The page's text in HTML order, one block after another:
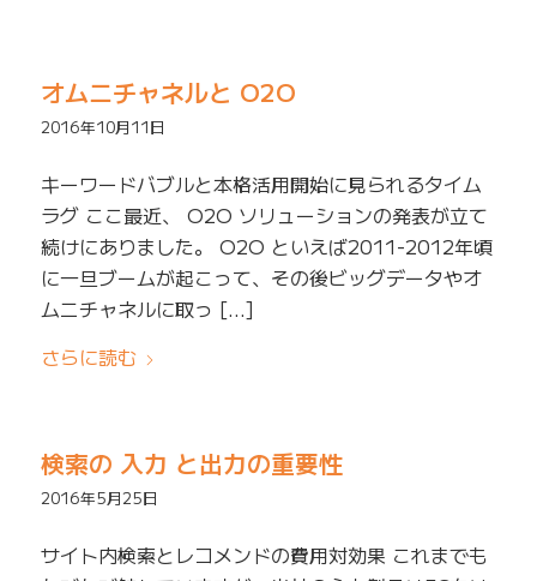
オムニチャネルと O2O
2016年10月11日
キーワードバブルと本格活用開始に見られるタイム
ラグ ここ最近、 O2O ソリューションの発表が立て
続けにありました。 O2O といえば2011-2012年頃
に一旦ブームが起こって、その後ビッグデータやオ
ムニチャネルに取っ […]
さらに読む
検索の 入力 と出力の重要性
2016年5月25日
サイト内検索とレコメンドの費用対効果 これまでも